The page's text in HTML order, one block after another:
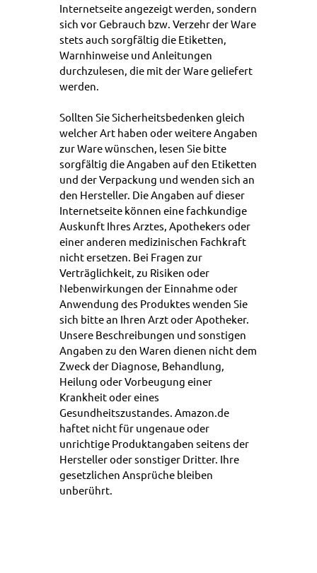
Internetseite angezeigt werden, sondern
sich vor Gebrauch bzw. Verzehr der Ware
stets auch sorgfältig die Etiketten,
Warnhinweise und Anleitungen
durchzulesen, die mit der Ware geliefert
werden.
Sollten Sie Sicherheitsbedenken gleich
welcher Art haben oder weitere Angaben
zur Ware wünschen, lesen Sie bitte
sorgfältig die Angaben auf den Etiketten
und der Verpackung und wenden sich an
den Hersteller. Die Angaben auf dieser
Internetseite können eine fachkundige
Auskunft Ihres Arztes, Apothekers oder
einer anderen medizinischen Fachkraft
nicht ersetzen. Bei Fragen zur
Verträglichkeit, zu Risiken oder
Nebenwirkungen der Einnahme oder
Anwendung des Produktes wenden Sie
sich bitte an Ihren Arzt oder Apotheker.
Unsere Beschreibungen und sonstigen
Angaben zu den Waren dienen nicht dem
Zweck der Diagnose, Behandlung,
Heilung oder Vorbeugung einer
Krankheit oder eines
Gesundheitszustandes. Amazon.de
haftet nicht für ungenaue oder
unrichtige Produktangaben seitens der
Hersteller oder sonstiger Dritter. Ihre
gesetzlichen Ansprüche bleiben
unberührt.